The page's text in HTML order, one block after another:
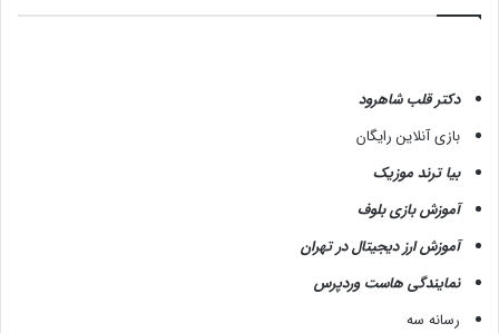
دکتر قلب شاهرود
بازی آنلاین رایگان
بیا ترند موزیک
آموزش بازی بلوف
آموزش ارز دیجیتال در تهران
نمایندگی هاست وردپرس
رسانه سه